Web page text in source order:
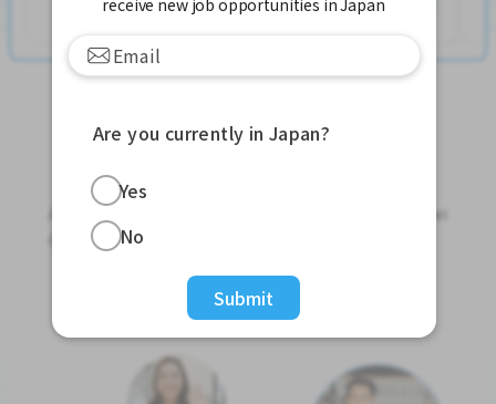
Jobs For Foreigners In Japan
Apply for Part-Time Jobs, Full-Time Jobs and Tokutei
Ginou Jobs!
Get Started
receive new job opportunities in Japan
Are you currently in Japan?
Yes
No
Submit